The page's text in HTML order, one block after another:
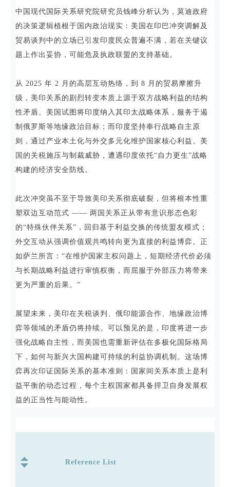
中国现代国际关系研究院研究员钱峰分析认为，莫迪政府
的决策逻辑植根于国内政治现实：美国在印巴冲突调解及
贸易谈判中的立场已引发印度民众普遍不满，若在关键议
题上作出妥协，可能危及执政联盟的支持基础。
从 2025 年 2 月的高层互动热络，到 8 月的贸易摩擦升
级，美印关系的剧烈转变本质上源于双方战略利益的结构
性矛盾。美国试图将印度纳入其印太战略体系，服务于遏
制俄罗斯等地缘政治目标；而印度坚持奉行战略自主原
则，通过产业本土化与外交多元化维护国家核心利益。美
国的关税施压与制裁威胁，遭遇印度依托“自力更生”战略
构建的经济安全防线。
此次冲突虽不至于导致美印关系彻底破裂，但将根本性重
塑双边互动范式 —— 两国关系正从带有意识形态色彩
的“特殊伙伴关系”，回归基于利益交换的传统盟友模式；
外交互动从强调价值观共鸣转向更为直接的利益博弈。正
如萨兰所言：“在维护国家主权问题上，短期经济代价必须
与长期战略利益进行审慎权衡，而屈服于外部压力将带来
更为严重的后果。”
展望未来，美印在关税谈判、俄印能源合作、地缘政治博
弈等领域的矛盾仍将持续。可以预见的是，印度将进一步
强化战略自主性，而美国也需重新评估在多极化国际格局
下，如何与新兴大国构建可持续的利益协调机制。这场博
弈再次印证国际关系的基本准则：国家间关系本质上是利
益平衡的动态过程，每个主权国家都具备捍卫自身发展权
益的正当性与能动性。
Reference List